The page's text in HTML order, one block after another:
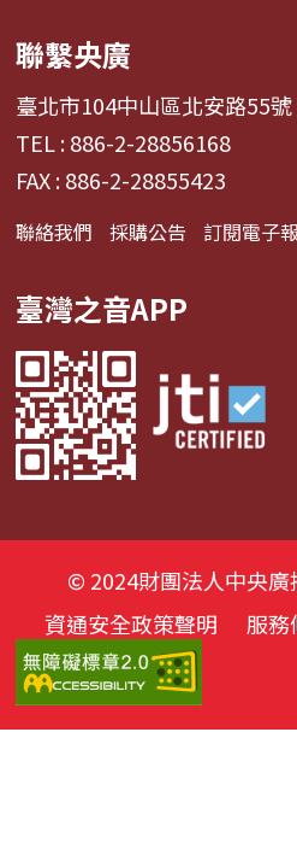
聯繫央廣
臺北市104中山區北安路55號
TEL : 886-2-28856168
FAX : 886-2-28855423
聯絡我們 採購公告 訂閱電子報
臺灣之音APP
© 2024財團法人中央廣
資通安全政策聲明
服務